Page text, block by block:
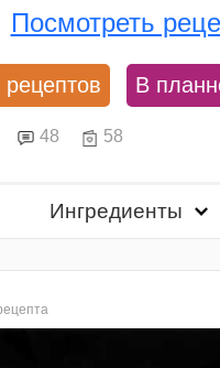
Посмотреть
рецептов В
48 58
Ингредиенты